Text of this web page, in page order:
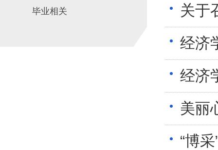
毕业相关
关于
经济
经济
美丽
“博